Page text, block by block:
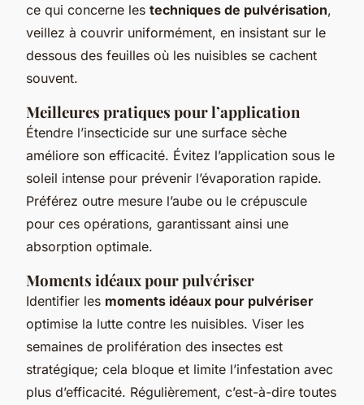
ce qui concerne les techniques de pulvérisation,
veillez à couvrir uniformément, en insistant sur le
dessous des feuilles où les nuisibles se cachent
souvent.
Meilleures pratiques pour l’application
Étendre l’insecticide sur une surface sèche
améliore son efficacité. Évitez l’application sous le
soleil intense pour prévenir l’évaporation rapide.
Préférez outre mesure l’aube ou le crépuscule
pour ces opérations, garantissant ainsi une
absorption optimale.
Moments idéaux pour pulvériser
Identifier les moments idéaux pour pulvériser
optimise la lutte contre les nuisibles. Viser les
semaines de prolifération des insectes est
stratégique; cela bloque et limite l’infestation avec
plus d’efficacité. Régulièrement, c’est-à-dire toutes